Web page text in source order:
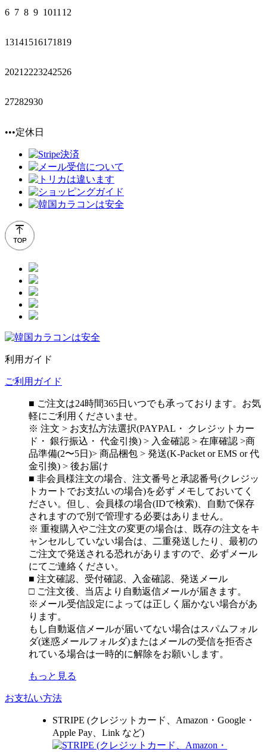
6 7 8 9 1011 12
13141516171819
2021 2223242526
27282930
•••定休日
利用ガイド
ご利用ガイド
■ ご注文は24時間365日いつでも承っております。お気
軽にご利用くださいませ。
※ 注文 > お支払方法選択(PAYPAL・ クレジットカー
ド・ 銀行振込・ 代金引換) > 入金確認 > 在庫確認 >商
品準備(2〜5日)> 商品梱包 > 発送(K-Packet or EMS or 代
金引換) > 後お届け
■ 非会員様注文の場合、注文番号と承認番号(クレジッ
トカートでお支払いの場合)を必ず メモしておいてく
ださい。但し、会員様の場合(IDで検索)、自動で保存
されますので別で管理する必要はありません。
※ 重複購入やご注文の変更の場合は、既存の注文をキ
ャンセルしていない場合は、二重発送したり、最初の
ご注文で発送される恐れがありますので、必ずメール
にてご連絡ください。
■ 注文確認、受付確認、入金確認、発送メール
□ ご注文後、当店より自動返信メールが届きます。
※メール受信設定によっては正しく届かない場合があ
ります。
もし自動返信メールが届いてない場合はスパムフォル
ダ(迷惑メールフォルダ)またはメールの受信を拒否さ
れている場合は一時的に解除をお願いします。
もっと見る
お支払い方法
STRIPE (クレジットカード、Amazon・Google・
Apple Pay、Link など)